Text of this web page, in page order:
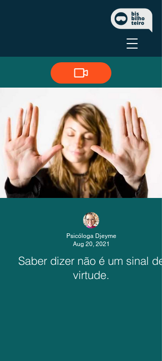
Saber dizer não é um sinal de
virtude.
Psicóloga Djeyme
Aug 20, 2021